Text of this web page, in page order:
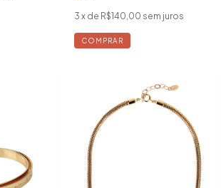
3 x de R$140,00 sem juros
COMPRAR